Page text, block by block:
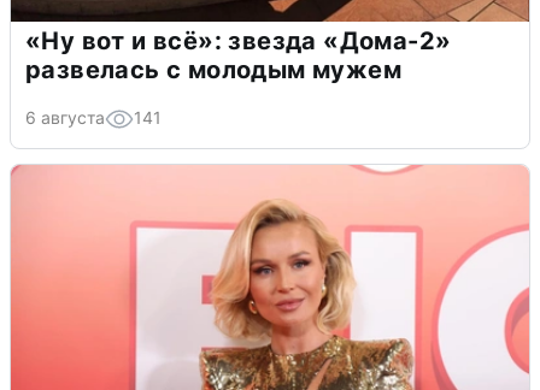
«Ну вот и всё»: звезда «Дома-2»
развелась с молодым мужем
6 августа 141